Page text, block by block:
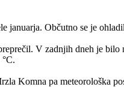
januarja. Občutno se je
V zadnjih dneh je
Komna pa meteorološka